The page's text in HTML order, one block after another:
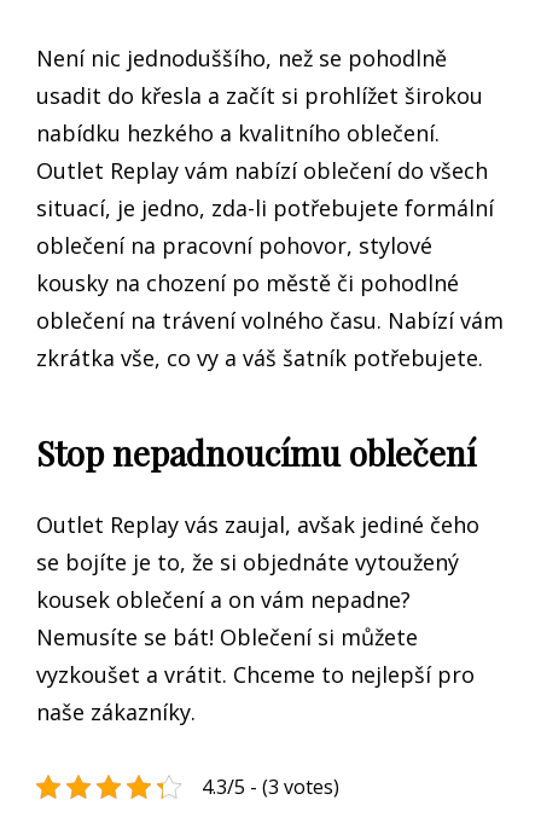
Není nic jednoduššího, než se pohodlně
usadit do křesla a začít si prohlížet širokou
nabídku hezkého a kvalitního oblečení.
Outlet Replay vám nabízíoblečení do všech
situací, je jedno, zda-li potřebujete formální
oblečení na pracovní pohovor, stylové
kousky na chození po městě či pohodlné
oblečení na trávení volného času. Nabízí vám
zkrátka vše, co vy a váš šatník potřebujete.
Stop nepadnoucímu oblečení
Outlet Replay vás zaujal, avšak jediné čeho
se bojíte je to, že si objednáte vytoužený
kousek oblečení a on vám nepadne?
Nemusíte se bát! Oblečení si můžete
vyzkoušet a vrátit. Chceme to nejlepší pro
naše zákazníky.
4.3/5 - (3 votes)